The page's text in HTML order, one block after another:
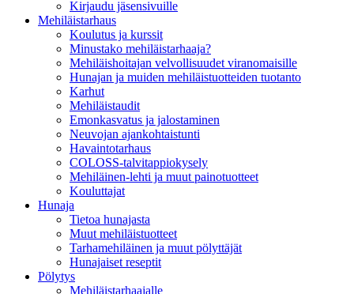
Kirjaudu jäsensivuille
Mehiläistarhaus
Koulutus ja kurssit
Minustako mehiläistarhaaja?
Mehiläishoitajan velvollisuudet viranomaisille
Hunajan ja muiden mehiläistuotteiden tuotanto
Karhut
Mehiläistaudit
Emonkasvatus ja jalostaminen
Neuvojan ajankohtaistunti
Havaintotarhaus
COLOSS-talvitappiokysely
Mehiläinen-lehti ja muut painotuotteet
Kouluttajat
Hunaja
Tietoa hunajasta
Muut mehiläistuotteet
Tarhamehiläinen ja muut pölyttäjät
Hunajaiset reseptit
Pölytys
Mehiläistarhaajalle